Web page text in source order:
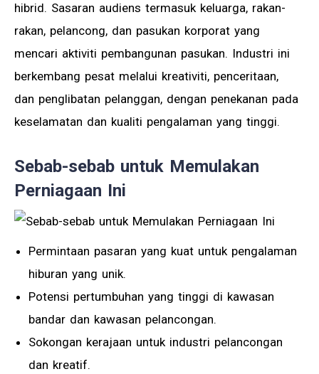
hibrid. Sasaran audiens termasuk keluarga, rakan-
rakan, pelancong, dan pasukan korporat yang
mencari aktiviti pembangunan pasukan. Industri ini
berkembang pesat melalui kreativiti, penceritaan,
dan penglibatan pelanggan, dengan penekanan pada
keselamatan dan kualiti pengalaman yang tinggi.
Sebab-sebab untuk Memulakan
Perniagaan Ini
Permintaan pasaran yang kuat untuk pengalaman
hiburan yang unik.
Potensi pertumbuhan yang tinggi di kawasan
bandar dan kawasan pelancongan.
Sokongan kerajaan untuk industri pelancongan
dan kreatif.